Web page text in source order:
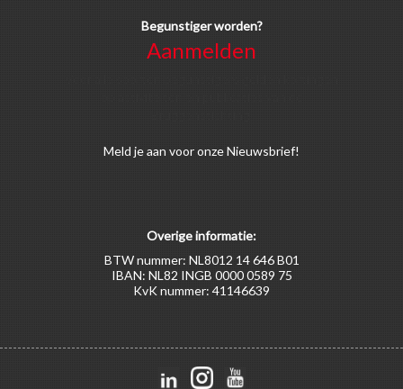
Begunstiger worden?
Aanmelden
Meld je aan voor onze Nieuwsbrief!
Overige informatie:
BTW nummer: NL8012 14 646 B01
IBAN: NL82 INGB 0000 0589 75
KvK nummer: 41146639